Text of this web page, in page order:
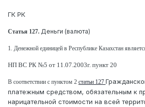
ГК РК
Статья 127. Деньги (валюта)
1. Денежной единицей в Республике Казахстан
НП ВС РК №5 от 11.07.2003г. пункт 20
В соответствии с пунктом 2 статьи 127
платежным средством, обязательным к
нарицательной стоимости на всей